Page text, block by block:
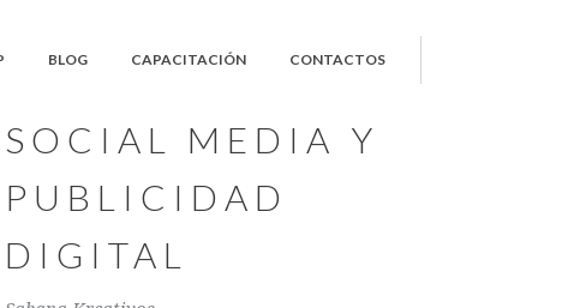
BLOG CAPACITACIÓN CONTACTOS
SOCIAL MEDIA Y
PUBLICIDAD
DIGITAL